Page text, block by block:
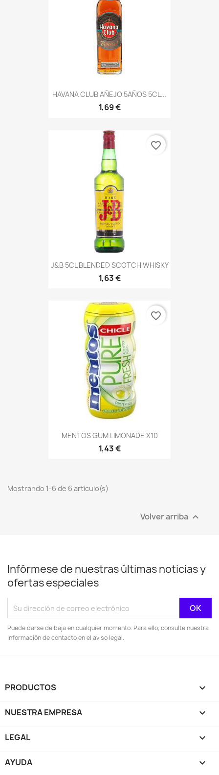
HAVANA CLUB AÑEJO 5AÑOS 5CL...
1,69 €
J&B 5CL BLENDED SCOTCH WHISKY
1,63 €
favorite_border
MENTOS GUM LIMONADE X10
1,43 €
favorite_border
Mostrando 1-6 de 6 artículo(s)
Volver arriba 
Infórmese de nuestras últimas noticias y
ofertas especiales
Puede darse de baja en cualquier momento. Para ello, consulte nuestra
información de contacto en el aviso legal.
PRODUCTOS 
NUESTRA EMPRESA 
LEGAL 
AYUDA 